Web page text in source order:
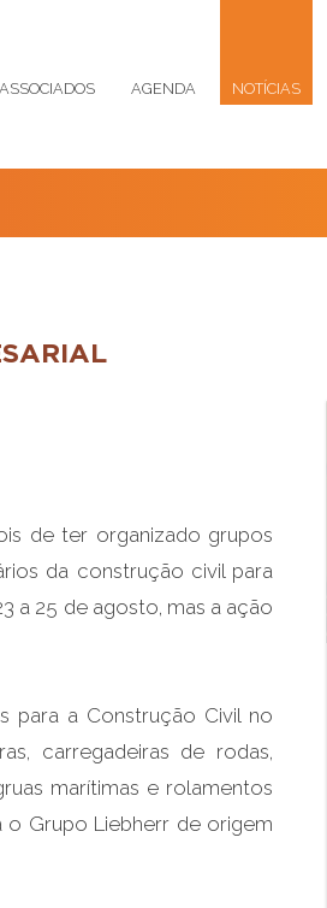
ASSOCIADOS AGENDA NOTÍCIAS
de ter organizado grupos
da construção civil para
a 25 de agosto, mas a ação
para a Construção Civil no
carregadeiras de rodas,
marítimas e rolamentos
o Grupo Liebherr de origem